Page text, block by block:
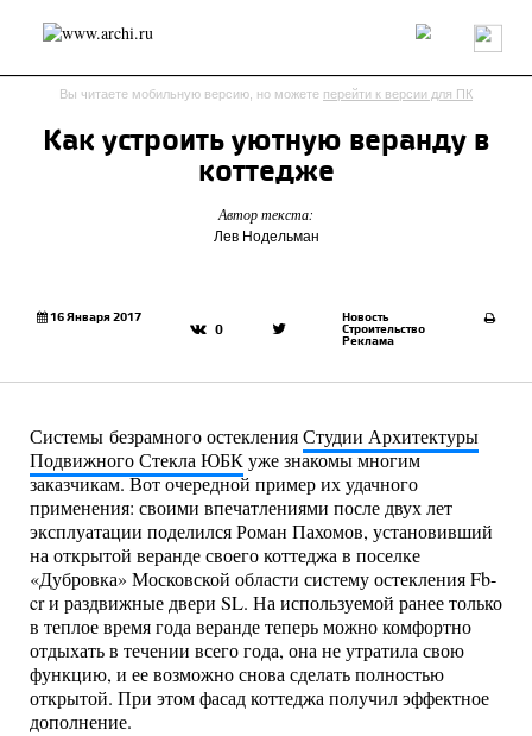
Россия Мир Технологии Интерьер Пресса
Архитекторы
Анонсы конкурсов
Исследование
Результаты конкурса
Дизайн
Иностранцы в России
Интерьер
Наследие Образование
Урбанистика
Вы читаете мобильную версию, но можете перейти к версии для ПК
Как устроить уютную веранду в
коттедже
Автор текста:
Лев Нодельман
16 Января 2017
0
Новость
Строительство
Реклама
Системы безрамного остекленияСтудии Архитектуры
Подвижного Стекла ЮБКуже знакомы многим
заказчикам. Вот очередной пример их удачного
применения: своими впечатлениями после двух лет
эксплуатации поделился Роман Пахомов, установивший
на открытой веранде своего коттеджа в поселке
«Дубровка» Московской области систему остекления Fb-
cr и раздвижные двери SL. На используемой ранее только
в теплое время года веранде теперь можно комфортно
отдыхать в течении всего года, она не утратила свою
функцию, и ее возможно снова сделать полностью
открытой. При этом фасад коттеджа получил эффектное
дополнение.